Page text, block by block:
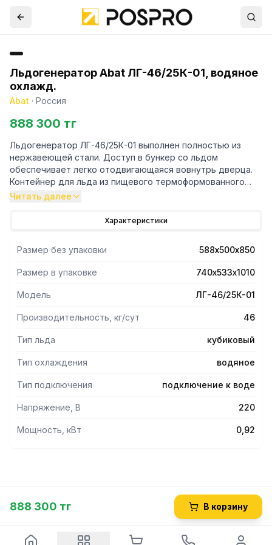
Льдогенератор Abat ЛГ-46/25К-01, водяное
охлажд.
Abat · Россия
888 300 тг
Льдогенератор ЛГ-46/25К-01 выполнен полностью из
нержавеющей стали. Доступ в бункер со льдом
обеспечивает легко отодвигающаяся вовнутрь дверца.
Контейнер для льда из пищевого термоформованного
пластика, стенки изолированные пенополиуретаном с
- высокая производительность - 46 кг/сутки;
- за каждый цикл аппарат производит 40 абсолютно
прозрачных кубиков льда;
- масса каждого кубика 18 г;
климатических условиях;
установить под барную стойку;
Читать далее
Характеристики
Размер без упаковки 588х500х850
Размер в упаковке 740х533х1010
Модель ЛГ-46/25К-01
Производительность, кг/сут 46
Тип льда кубиковый
Тип охлаждения водяное
Тип подключения подключение к воде
Напряжение, В 220
Мощность, кВт 0,92
888 300 тг В корзину